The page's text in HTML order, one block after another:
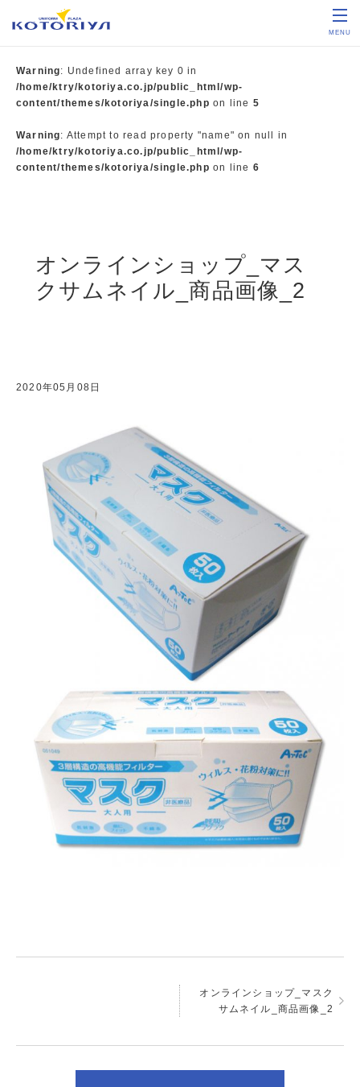
MENU
Warning: Undefined array key 0 in
/home/ktry/kotoriya.co.jp/public_html/wp-
content/themes/kotoriya/single.php on line 5
Warning: Attempt to read property "name" on null in
/home/ktry/kotoriya.co.jp/public_html/wp-
content/themes/kotoriya/single.php on line 6
オンラインショップ_マス
クサムネイル_商品画像_2
2020年05月08日
オンラインショップ_マスク
サムネイル_商品画像_2